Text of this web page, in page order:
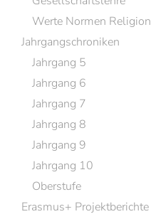
Werte Normen Religion
Jahrgangschroniken
Jahrgang 5
Jahrgang 6
Jahrgang 7
Jahrgang 8
Jahrgang 9
Jahrgang 10
Oberstufe
Erasmus+ Projektberichte